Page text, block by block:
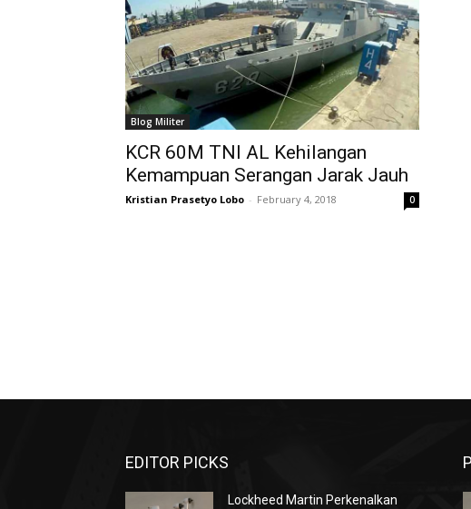
Blog Militer
KCR 60M TNI AL Kehilangan
Kemampuan Serangan Jarak Jauh
Kristian Prasetyo Lobo - February 4, 2018 0
EDITOR PICKS
Lockheed Martin Perkenalkan